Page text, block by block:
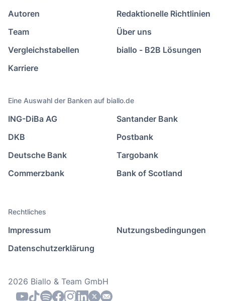
Autoren
Team
Vergleichstabellen
Karriere
Redaktionelle Richtlinien
Über uns
biallo - B2B Lösungen
Eine Auswahl der Banken auf biallo.de
ING-DiBa AG
DKB
Deutsche Bank
Commerzbank
Santander Bank
Postbank
Targobank
Bank of Scotland
Rechtliches
Impressum
Datenschutzerklärung
Nutzungsbedingungen
2026 Biallo & Team GmbH